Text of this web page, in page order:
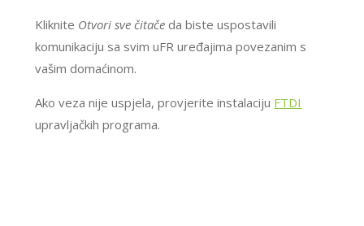
Kliknite Otvori sve čitače da biste uspostavili
komunikaciju sa svim uFR uređajima povezanim s
vašim domaćinom.
Ako veza nije uspjela, provjerite instalaciju FTDI
upravljačkih programa.